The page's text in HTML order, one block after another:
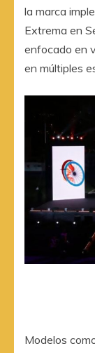
la marca
Extrema en
enfocado en
en múltiples
Modelos